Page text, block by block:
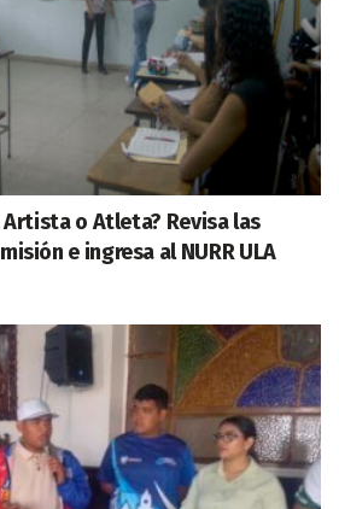
o Atleta? Revisa las
e ingresa al NURR ULA